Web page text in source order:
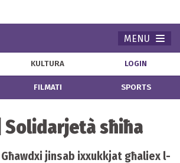
MENU
KULTURA LOGIN
FILMATI SPORTS
Solidarjetà sħiħa
jinsab ixxukkjat għaliex l-